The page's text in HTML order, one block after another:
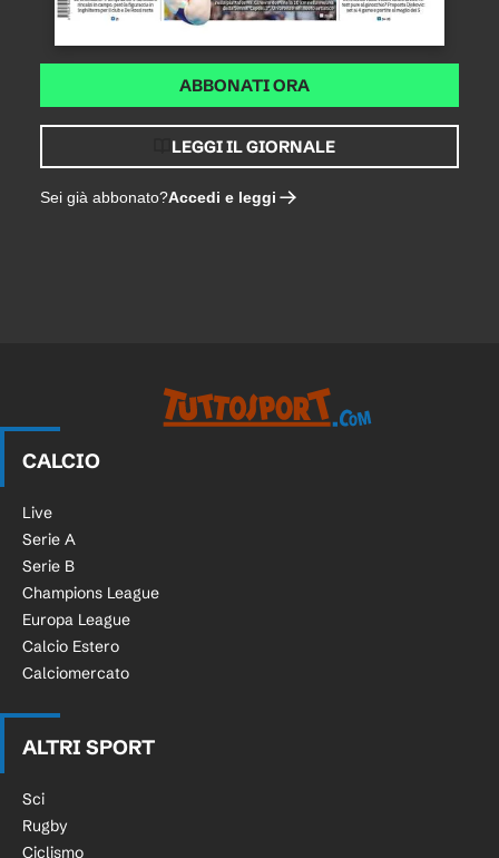
ABBONATI ORA
LEGGI IL GIORNALE
Sei già abbonato?Accedi e leggi
CALCIO
Live
Serie A
Serie B
Champions League
Europa League
Calcio Estero
Calciomercato
ALTRI SPORT
Sci
Rugby
Ciclismo